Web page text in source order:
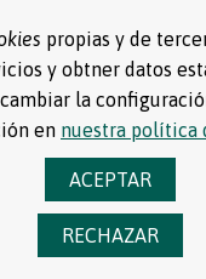
propias y de
y obtner datos
la
en nuestra política
ACEPTAR
RECHAZAR